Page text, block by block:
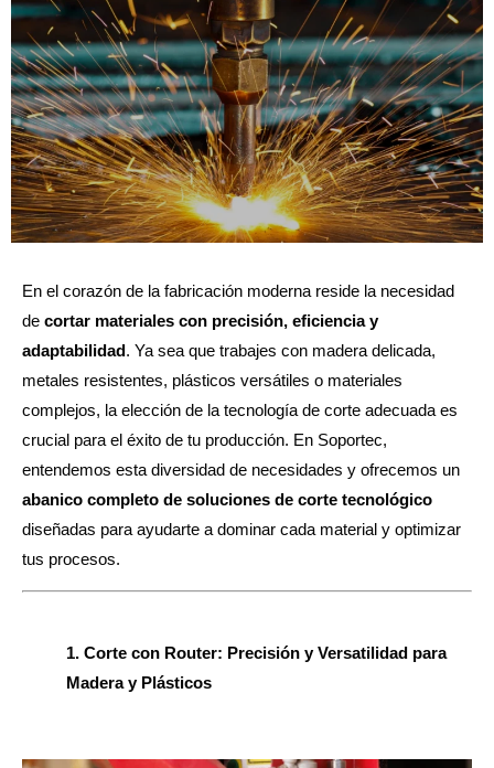
En el corazón de la fabricación moderna reside la necesidad
de cortar materiales con precisión, eficiencia y
adaptabilidad. Ya sea que trabajes con madera delicada,
metales resistentes, plásticos versátiles o materiales
complejos, la elección de la tecnología de corte adecuada es
crucial para el éxito de tu producción. En Soportec,
entendemos esta diversidad de necesidades y ofrecemos un
abanico completo de soluciones de corte tecnológico
diseñadas para ayudarte a dominar cada material y optimizar
tus procesos.
1. Corte con Router: Precisión y Versatilidad para
Madera y Plásticos